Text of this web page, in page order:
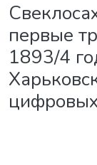
первые
1893/4